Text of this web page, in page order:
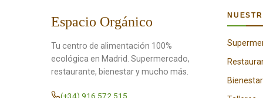
Espacio Orgánico
Tu centro de alimentación 100%
ecológica en Madrid. Supermercado,
restaurante, bienestar y mucho más.
(+34) 916 572 515
Bienestar